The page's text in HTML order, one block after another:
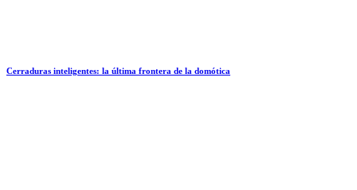
Cerraduras inteligentes: la última frontera de la domótica